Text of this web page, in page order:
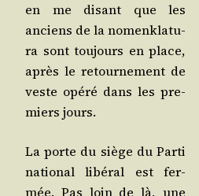
en me disant que les
anciens de la nomenk­la­tu­
ra sont tou­jours en place,
après le retour­ne­ment de
veste opé­ré dans les pre­
miers jours.
La porte du siège du Par­ti
natio­nal libé­ral est fer­
mée. Pas loin de là, une